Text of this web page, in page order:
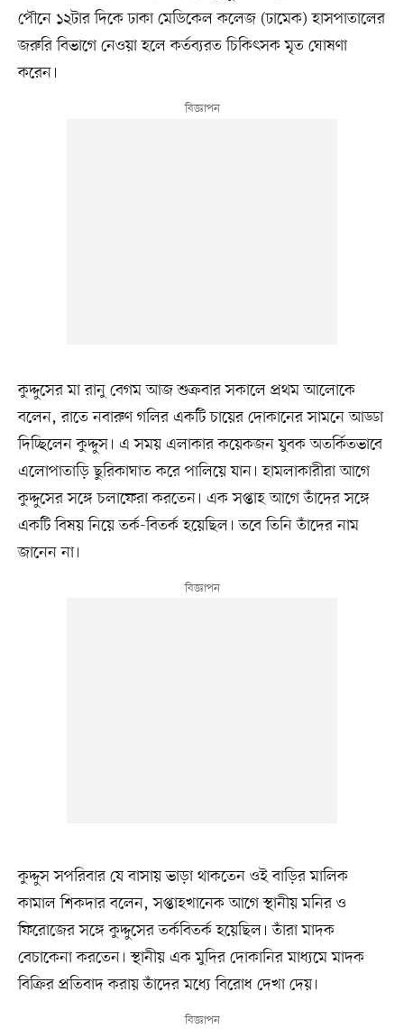
পৌনে ১২টার দিকে ঢাকা মেডিকেল কলেজ (ঢামেক) হাসপাতালের
জরুরি বিভাগে নেওয়া হলে কর্তব্যরত চিকিৎসক মৃত ঘোষণা
করেন।
কুদ্দুসের মা রানু বেগম আজ শুক্রবার সকালে প্রথম আলোকে
বলেন, রাতে নবারুণ গলির একটি চায়ের দোকানের সামনে আড্ডা
দিচ্ছিলেন কুদ্দুস। এ সময় এলাকার কয়েকজন যুবক অতর্কিতভাবে
এলোপাতাড়ি ছুরিকাঘাত করে পালিয়ে যান। হামলাকারীরা আগে
কুদ্দুসের সঙ্গে চলাফেরা করতেন। এক সপ্তাহ আগে তাঁদের সঙ্গে
একটি বিষয় নিয়ে তর্ক-বিতর্ক হয়েছিল। তবে তিনি তাঁদের নাম
জানেন না।
কুদ্দুস সপরিবার যে বাসায় ভাড়া থাকতেন ওই বাড়ির মালিক
কামাল শিকদার বলেন, সপ্তাহখানেক আগে স্থানীয় মনির ও
ফিরোজের সঙ্গে কুদ্দুসের তর্কবিতর্ক হয়েছিল। তাঁরা মাদক
বেচাকেনা করতেন। স্থানীয় এক মুদির দোকানির মাধ্যমে মাদক
বিক্রির প্রতিবাদ করায় তাঁদের মধ্যে বিরোধ দেখা দেয়।